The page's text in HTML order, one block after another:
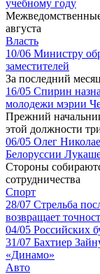
учебному году
августа
Власть
10/06 Министру
заместителей
За последний
16/05 Спирин
молодежи мэрии
Прежний
этой должности
06/05 Олег
Белоруссии
Стороны
сотрудничества
Спорт
28/07 Стрельба
возвращает
04/05 Российских
31/07 Бахтиер
«Динамо»
Авто